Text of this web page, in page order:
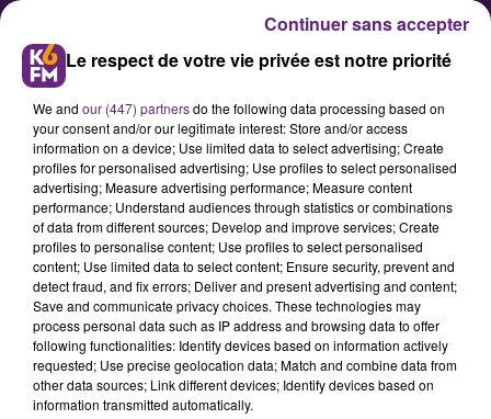
La B.A. 102 de Dijon/Longvic
accueillera le Dijon Auto Racing
L'ancienne Base Aérienne militaire
102 de Dijon Longvic va accueillir à
partir d'avril prochain la société
Dijon Auto Racing, spécialisée dans
Le respect de votre vie privée est notre priorité
We and our (447) partnersdo the following data processing based on
your consent and/or our legitimate interest: Store and/or access
information on a device; Use limited data to select advertising; Create
profiles for personalised advertising; Use profiles to select personalised
advertising; Measure advertising performance; Measure content
performance; Understand audiences through statistics or combinations
of data from different sources; Develop and improve services; Create
profiles to personalise content; Use profiles to select personalised
content; Use limited data to select content; Ensure security, prevent and
detect fraud, and fix errors; Deliver and present advertising and content;
Save and communicate privacy choices. These technologies may
process personal data such as IP address and browsing data to offer
following functionalities: Identify devices based on information actively
requested; Use precise geolocation data; Match and combine data from
other data sources; Link different devices; Identify devices based on
information transmitted automatically.
Continuer sans accepter